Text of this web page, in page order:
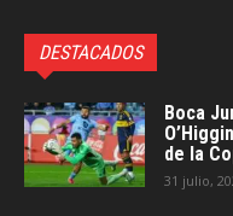
DESTACADOS
Boca
de la
31 julio,